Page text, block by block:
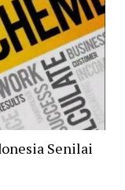
Senilai